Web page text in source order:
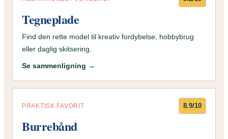
Tegneplade
Find den rette model til kreativ fordybelse, hobbybrug
eller daglig skitsering.
Se sammenligning →
PRAKTISK FAVORIT 8.9/10
Burrebånd